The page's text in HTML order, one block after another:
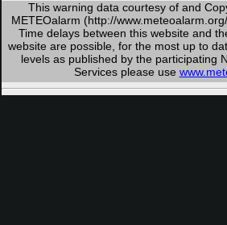
This warning data courtesy of and
METEOalarm (http://
Time delays between this website and
website are possible, for the most up to
levels as published by the participating
Services please use